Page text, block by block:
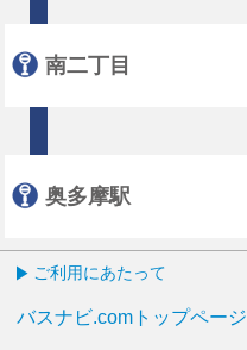
南二丁目
奥多摩駅
ご利用にあたって
バスナビ.comトップページ